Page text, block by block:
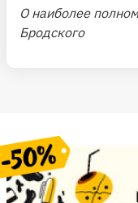
О наиболее
Бродского